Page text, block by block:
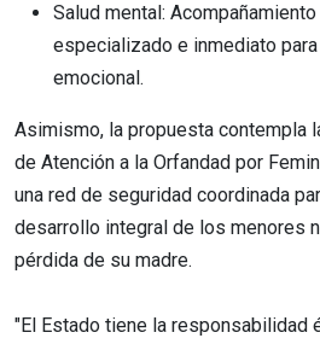
Salud mental:
especializado e inmediato
emocional.
Asimismo, la propuesta contempla
de Atención a la Orfandad por
una red de seguridad coordinada
desarrollo integral de los menores
pérdida de su madre.
"El Estado tiene la responsabilidad